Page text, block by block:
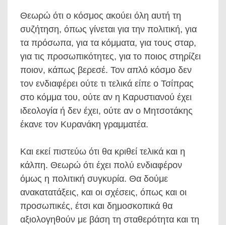
Θεωρώ ότι ο κόσμος ακούει όλη αυτή τη
συζήτηση, όπως γίνεται για την πολιτική, για
τα πρόσωπα, για τα κόμματα, για τους σταρ,
για τις προσωπικότητες, για το ποιος στηρίζει
ποιον, κάπως βερεσέ. Τον απλό κόσμο δεν
τον ενδιαφέρει ούτε τι τελικά είπε ο Τσίπρας
στο κόμμα του, ούτε αν η Καρυστιανού έχει
ιδεολογία ή δεν έχει, ούτε αν ο Μητσοτάκης
έκανε τον Κυρανάκη γραμματέα.
Και εκεί πιστεύω ότι θα κριθεί τελικά και η
κάλπη. Θεωρώ ότι έχει πολύ ενδιαφέρον
όμως η πολιτική συγκυρία. Θα δούμε
ανακατατάξεις, και οι σχέσεις, όπως και οι
προσωπικές, έτσι και δημοσκοπικά θα
αξιολογηθούν με βάση τη σταθερότητα και τη